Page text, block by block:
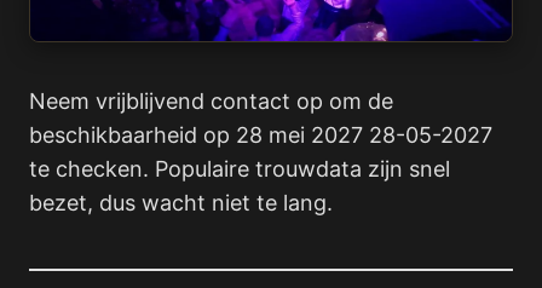
Neem vrijblijvend contact op om de
beschikbaarheid op 28 mei 2027 28-05-2027
te checken. Populaire trouwdata zijn snel
bezet, dus wacht niet te lang.